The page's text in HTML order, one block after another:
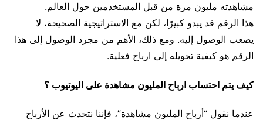
مشاهدته مليون مرة من قبل المستخدمين حول العالم.
هذا الرقم قد يبدو كبيرًا، لكن مع الاستراتيجية الصحيحة، لا
يصعب الوصول إليه. ومع ذلك، الأهم من مجرد الوصول إلى هذا
الرقم هو كيفية تحويله إلى ارباح فعلية.
كيف يتم احتساب ارباح المليون مشاهدة على اليوتيوب ؟
عندما نقول “أرباح المليون مشاهدة”، فإننا نتحدث عن الأرباح